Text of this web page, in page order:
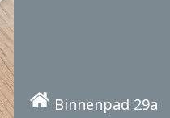
Binnenpad 29a